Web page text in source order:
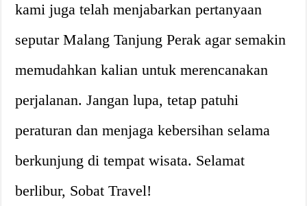
kami juga telah menjabarkan pertanyaan
seputar Malang Tanjung Perak agar semakin
memudahkan kalian untuk merencanakan
perjalanan. Jangan lupa, tetap patuhi
peraturan dan menjaga kebersihan selama
berkunjung di tempat wisata. Selamat
berlibur, Sobat Travel!